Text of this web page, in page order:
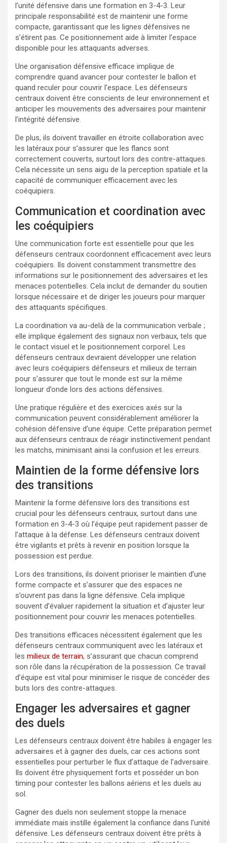
l’unité défensive dans une formation en 3-4-3. Leur
principale responsabilité est de maintenir une forme
compacte, garantissant que les lignes défensives ne
s’étirent pas. Ce positionnement aide à limiter l’espace
disponible pour les attaquants adverses.
Une organisation défensive efficace implique de
comprendre quand avancer pour contester le ballon et
quand reculer pour couvrir l’espace. Les défenseurs
centraux doivent être conscients de leur environnement et
anticiper les mouvements des adversaires pour maintenir
l’intégrité défensive.
De plus, ils doivent travailler en étroite collaboration avec
les latéraux pour s’assurer que les flancs sont
correctement couverts, surtout lors des contre-attaques.
Cela nécessite un sens aigu de la perception spatiale et la
capacité de communiquer efficacement avec les
coéquipiers.
Communication et coordination avec
les coéquipiers
Une communication forte est essentielle pour que les
défenseurs centraux coordonnent efficacement avec leurs
coéquipiers. Ils doivent constamment transmettre des
informations sur le positionnement des adversaires et les
menaces potentielles. Cela inclut de demander du soutien
lorsque nécessaire et de diriger les joueurs pour marquer
des attaquants spécifiques.
La coordination va au-delà de la communication verbale ;
elle implique également des signaux non verbaux, tels que
le contact visuel et le positionnement corporel. Les
défenseurs centraux devraient développer une relation
avec leurs coéquipiers défenseurs et milieux de terrain
pour s’assurer que tout le monde est sur la même
longueur d’onde lors des actions défensives.
Une pratique régulière et des exercices axés sur la
communication peuvent considérablement améliorer la
cohésion défensive d’une équipe. Cette préparation permet
aux défenseurs centraux de réagir instinctivement pendant
les matchs, minimisant ainsi la confusion et les erreurs.
Maintien de la forme défensive lors
des transitions
Maintenir la forme défensive lors des transitions est
crucial pour les défenseurs centraux, surtout dans une
formation en 3-4-3 où l’équipe peut rapidement passer de
l’attaque à la défense. Les défenseurs centraux doivent
être vigilants et prêts à revenir en position lorsque la
possession est perdue.
Lors des transitions, ils doivent prioriser le maintien d’une
forme compacte et s’assurer que des espaces ne
s’ouvrent pas dans la ligne défensive. Cela implique
souvent d’évaluer rapidement la situation et d’ajuster leur
positionnement pour couvrir les menaces potentielles.
Des transitions efficaces nécessitent également que les
défenseurs centraux communiquent avec les latéraux et
les milieux de terrain, s’assurant que chacun comprend
son rôle dans la récupération de la possession. Ce travail
d’équipe est vital pour minimiser le risque de concéder des
buts lors des contre-attaques.
Engager les adversaires et gagner
des duels
Les défenseurs centraux doivent être habiles à engager les
adversaires et à gagner des duels, car ces actions sont
essentielles pour perturber le flux d’attaque de l’adversaire.
Ils doivent être physiquement forts et posséder un bon
timing pour contester les ballons aériens et les duels au
sol.
Gagner des duels non seulement stoppe la menace
immédiate mais instille également la confiance dans l’unité
défensive. Les défenseurs centraux doivent être prêts à